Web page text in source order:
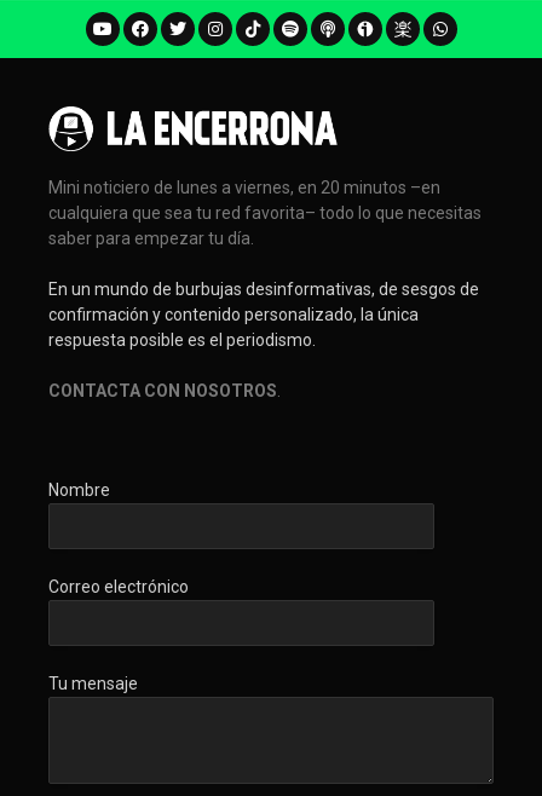
Mini noticiero de lunes a viernes, en 20 minutos –en
cualquiera que sea tu red favorita– todo lo que necesitas
saber para empezar tu día.
En un mundo de burbujas desinformativas, de sesgos de
confirmación y contenido personalizado, la única
respuesta posible es el periodismo.
CONTACTA CON NOSOTROS
Nombre
Correo electrónico
Tu mensaje